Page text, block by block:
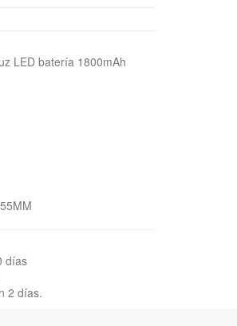
LED batería 1800mAh
días
2 días.